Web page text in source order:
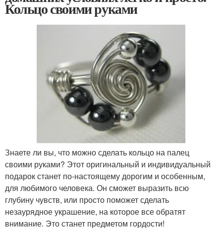
Кольцо своими руками
Знаете ли вы, что можно сделать кольцо на палец
своими руками? Этот оригинальный и индивидуальный
подарок станет по-настоящему дорогим и особенным,
для любимого человека. Он сможет выразить всю
глубину чувств, или просто поможет сделать
незаурядное украшение, на которое все обратят
внимание. Это станет предметом гордости!